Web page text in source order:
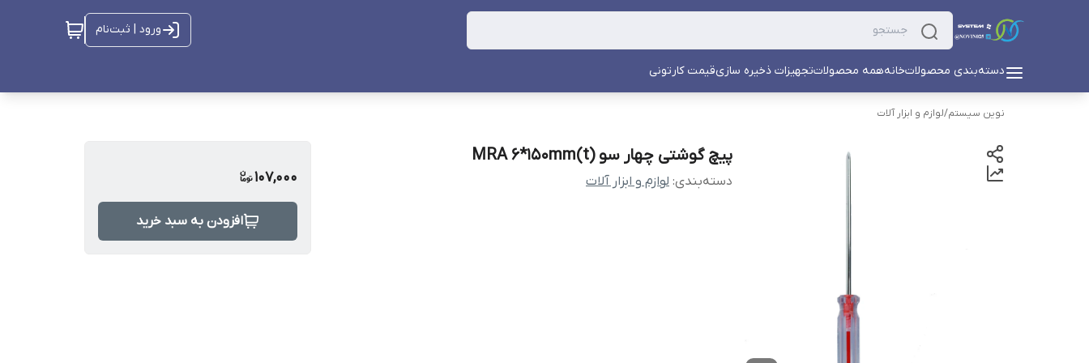
ورود | ثبت‌نام
دسته‌بندی محصولاتخانههمه محصولاتتجهیزات ذخیره سازیقیمت کارتونی
نوین سیستم/لوازم و ابزار آلات
پیچ گوشتی چهار سو MRA 6*150mm(t)
دسته‌بندی: لوازم و ابزار آلات 107,000
افزودن به سبد خرید